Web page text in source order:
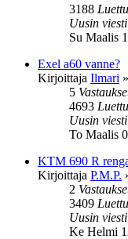
3188 Luettu
Uusin viesti
Su Maalis
Exel a60 vanne?
Kirjoittaja Ilmari »
5
4693 Luettu
Uusin viesti
To Maalis
KTM 690 R
Kirjoittaja P.M.P.
2
3409 Luettu
Uusin viesti
Ke Helmi